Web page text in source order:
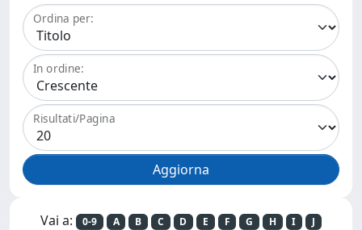
Ordina per:
In ordine:
Risultati/Pagina
Vai a: 0-9 A B C D E F G H I
J